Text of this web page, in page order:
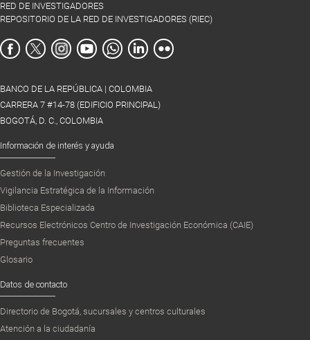
RED DE INVESTIGADORES
REPOSITORIO DE LA RED DE INVESTIGADORES (RIEC)
BANCO DE LA REPÚBLICA | COLOMBIA
CARRERA 7 #14-78 (EDIFICIO PRINCIPAL)
BOGOTÁ, D. C., COLOMBIA
Información de interés y ayuda
Gestión de la Investigación
Vigilancia Estratégica de la Información
Biblioteca Especializada
Recursos Electrónicos Centro de Investigación Económica (CAIE)
Preguntas frecuentes
Glosario
Datos de contacto
Directorio de Bogotá, sucursales y centros culturales
Atención a la ciudadanía